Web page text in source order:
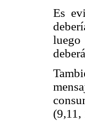
Es
luego
(9,11,